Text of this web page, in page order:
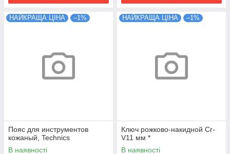
НАЙКРАЩА ЦІНА –1%
Пояс для инструментов
кожаный, Technics
В наявності
НАЙКРАЩА ЦІНА –1%
Ключ рожково-накидной Cr-
V11 мм *
В наявності